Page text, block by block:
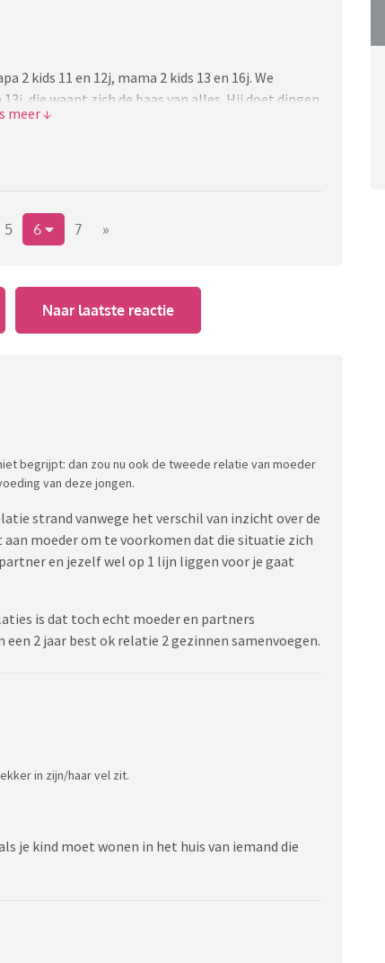
2 kids 11 en 12j, mama 2 kids 13 en 16j. We
die waant zich de baas van alles. Hij doet dingen
aanspreken is zijn repliek meestal: moet ik je
weg m. en zeker als ik iets zeg: “jij hebt mij nits
ik ook mijn relatie niet verliezen.
ten einde raad.
5 6 7 »
Naar laatste reactie
begrijpt: dan zou nu ook de tweede relatie van moeder
van deze jongen.
strand vanwege het verschil van inzicht over de
moeder om te voorkomen dat die situatie zich
en jezelf wel op 1 lijn liggen voor je gaat
is dat toch echt moeder en partners
2 jaar best ok relatie 2 gezinnen samenvoegen.
in zijn/haar vel zit.
je kind moet wonen in het huis van iemand die